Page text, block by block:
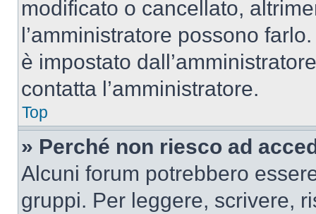
modificato o cancellato,
l’amministratore possono
è impostato
contatta l’amministratore.
Top
» Perché non riesco ad
Alcuni forum potrebbero
gruppi. Per leggere, scrivere,